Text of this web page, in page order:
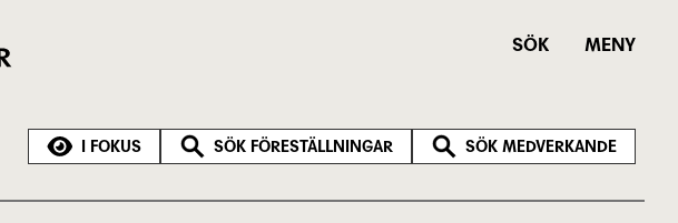
SÖK MENY
I FOKUS SÖK FÖRESTÄLLNINGAR SÖK MEDVERKANDE